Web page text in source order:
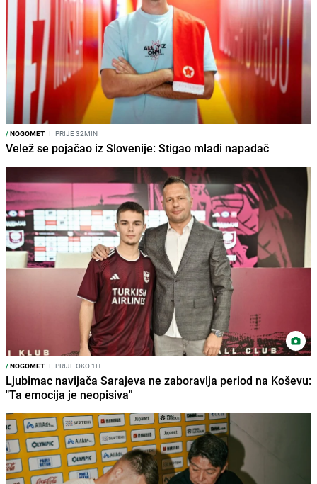
/NOGOMET I PRIJE 32MIN
Velež se pojačao iz Slovenije: Stigao mladi napadač
/NOGOMET I PRIJE OKO 1H
Ljubimac navijača Sarajeva ne zaboravlja period na Koševu:
"Ta emocija je neopisiva"